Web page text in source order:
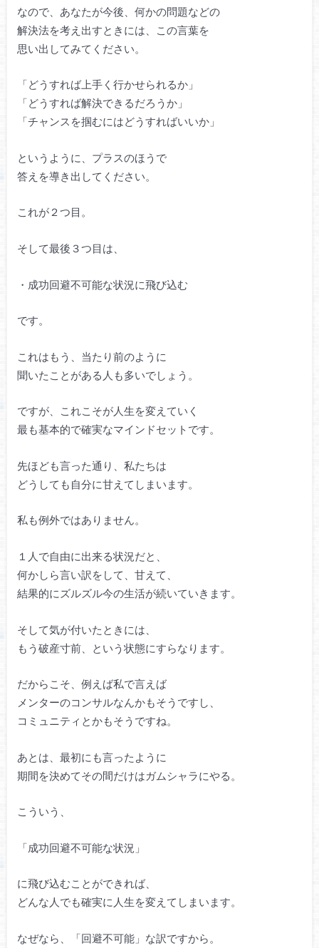
なので、あなたが今後、何かの問題などの
解決法を考え出すときには、この言葉を
思い出してみてください。
「どうすれば上手く行かせられるか」
「どうすれば解決できるだろうか」
「チャンスを掴むにはどうすればいいか」
というように、プラスのほうで
答えを導き出してください。
これが２つ目。
そして最後３つ目は、
・成功回避不可能な状況に飛び込む
です。
これはもう、当たり前のように
聞いたことがある人も多いでしょう。
ですが、これこそが人生を変えていく
最も基本的で確実なマインドセットです。
先ほども言った通り、私たちは
どうしても自分に甘えてしまいます。
私も例外ではありません。
１人で自由に出来る状況だと、
何かしら言い訳をして、甘えて、
結果的にズルズル今の生活が続いていきます。
そして気が付いたときには、
もう破産寸前、という状態にすらなります。
だからこそ、例えば私で言えば
メンターのコンサルなんかもそうですし、
コミュニティとかもそうですね。
あとは、最初にも言ったように
期間を決めてその間だけはガムシャラにやる。
こういう、
「成功回避不可能な状況」
に飛び込むことができれば、
どんな人でも確実に人生を変えてしまいます。
なぜなら、「回避不可能」な訳ですから。